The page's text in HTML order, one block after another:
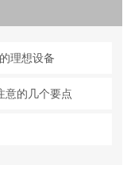
理想设备
意的几个要点